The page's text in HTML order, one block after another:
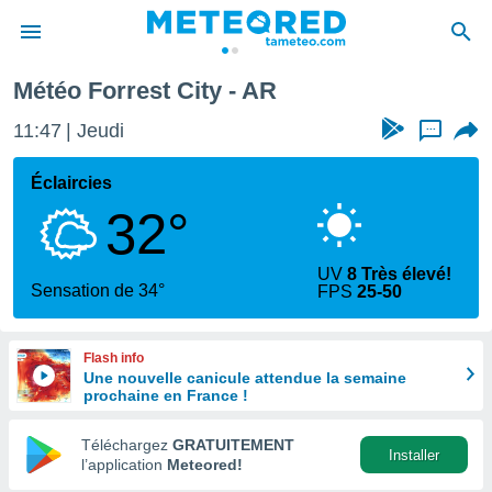
de
en
Météo Forrest City - AR
11:47 Jeudi ...
Éclaircies
32°
Sensation de 34°
UV8 Très élevé!
FPS25-50
Flash info
Une nouvelle canicule attendue la semaine
prochaine en France !
Téléchargez GRATUITEMENT
l’application Meteored!
Installer